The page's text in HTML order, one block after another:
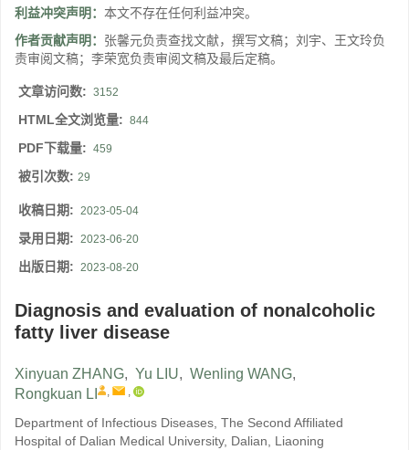
利益冲突声明： 本文不存在任何利益冲突。
作者贡献声明： 张馨元负责查找文献，撰写文稿；刘宇、王文玲负
责审阅文稿；李荣宽负责审阅文稿及最后定稿。
文章访问数: 3152
HTML全文浏览量: 844
PDF下载量: 459
被引次数: 29
收稿日期: 2023-05-04
录用日期: 2023-06-20
出版日期: 2023-08-20
Diagnosis and evaluation of nonalcoholic
fatty liver disease
Xinyuan ZHANG, Yu LIU, Wenling WANG,
Rongkuan LI
, ,
Department of Infectious Diseases, The Second Affiliated
Hospital of Dalian Medical University, Dalian, Liaoning